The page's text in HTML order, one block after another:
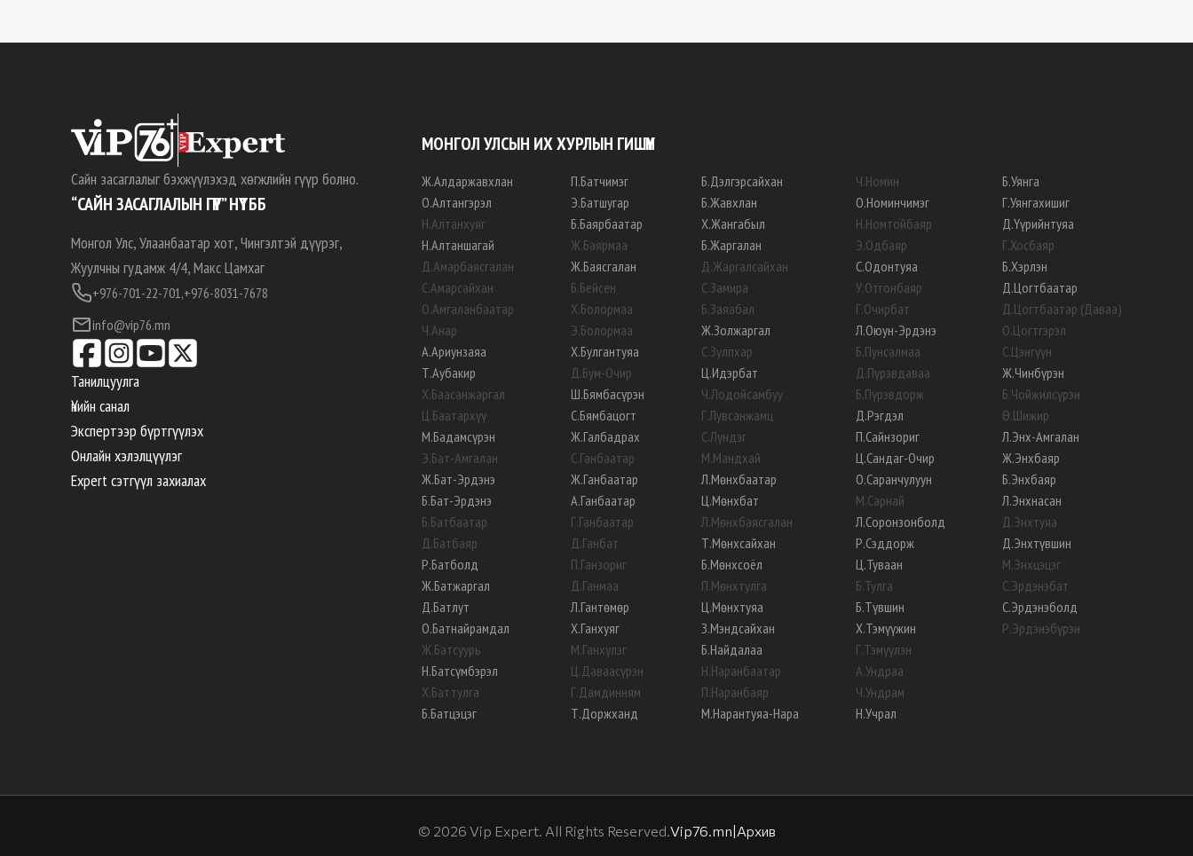
Сайн засаглалыг бэхжүүлэхэд хөгжлийн гүүр болно.
“САЙН ЗАСАГЛАЛЫН ГҮҮР” НҮТББ
Монгол Улс, Улаанбаатар хот, Чингэлтэй дүүрэг,
Жуулчны гудамж 4/4, Макс Цамхаг
+976-701-22-701,+976-8031-7678
info@vip76.mn
Танилцуулга
Үнийн санал
Экспертээр бүртгүүлэх
Онлайн хэлэлцүүлэг
Expert сэтгүүл захиалах
МОНГОЛ УЛСЫН ИХ ХУРЛЫН ГИШҮҮН
Ж.Алдаржавхлан
О.Алтангэрэл
Н.Алтанхуяг
Н.Алтаншагай
Д.Амарбаясгалан
С.Амарсайхан
О.Амгаланбаатар
Ч.Анар
А.Ариунзаяа
Т.Аубакир
Х.Баасанжаргал
Ц.Баатархүү
М.Бадамсүрэн
Э.Бат-Амгалан
Ж.Бат-Эрдэнэ
Б.Бат-Эрдэнэ
Б.Батбаатар
Д.Батбаяр
Р.Батболд
Ж.Батжаргал
Д.Батлут
О.Батнайрамдал
Ж.Батсуурь
Н.Батсүмбэрэл
Х.Баттулга
Б.Батцэцэг
П.Батчимэг
Э.Батшугар
Б.Баярбаатар
Ж.Баярмаа
Ж.Баясгалан
Б.Бейсен
Х.Болормаа
Э.Болормаа
Х.Булгантуяа
Д.Бум-Очир
Ш.Бямбасүрэн
С.Бямбацогт
Ж.Галбадрах
С.Ганбаатар
Ж.Ганбаатар
А.Ганбаатар
Г.Ганбаатар
Д.Ганбат
П.Ганзориг
Д.Ганмаа
Л.Гантөмөр
Х.Ганхуяг
М.Ганхүлэг
Ц.Даваасүрэн
Г.Дамдинням
Т.Доржханд
Б.Дэлгэрсайхан
Б.Жавхлан
Х.Жангабыл
Б.Жаргалан
Д.Жаргалсайхан
С.Замира
Б.Заяабал
Ж.Золжаргал
С.Зулпхар
Ц.Идэрбат
Ч.Лодойсамбуу
Г.Лувсанжамц
С.Лүндэг
М.Мандхай
Л.Мөнхбаатар
Ц.Мөнхбат
Л.Мөнхбаясгалан
Т.Мөнхсайхан
Б.Мөнхсоёл
П.Мөнхтулга
Ц.Мөнхтуяа
З.Мэндсайхан
Б.Найдалаа
Н.Наранбаатар
П.Наранбаяр
М.Нарантуяа-Нара
Ч.Номин
О.Номинчимэг
Н.Номтойбаяр
Э.Одбаяр
С.Одонтуяа
У.Отгонбаяр
Г.Очирбат
Л.Оюун-Эрдэнэ
Б.Пунсалмаа
Д.Пүрэвдаваа
Б.Пүрэвдорж
Д.Рэгдэл
П.Сайнзориг
Ц.Сандаг-Очир
О.Саранчулуун
М.Сарнай
Л.Соронзонболд
Р.Сэддорж
Ц.Туваан
Б.Тулга
Б.Түвшин
Х.Тэмүүжин
Г.Тэмүүлэн
А.Ундраа
Ч.Ундрам
Н.Учрал
Б.Уянга
Г.Уянгахишиг
Д.Үүрийнтуяа
Г.Хосбаяр
Б.Хэрлэн
Д.Цогтбаатар
Д.Цогтбаатар (Даваа)
О.Цогтгэрэл
С.Цэнгүүн
Ж.Чинбүрэн
Б.Чойжилсүрэн
Ө.Шижир
Л.Энх-Амгалан
Ж.Энхбаяр
Б.Энхбаяр
Л.Энхнасан
Д.Энхтуяа
Д.Энхтүвшин
М.Энхцэцэг
С.Эрдэнэбат
С.Эрдэнэболд
Р.Эрдэнэбүрэн
© 2026 Vip Expert. All Rights Reserved.Vip76.mn Архив